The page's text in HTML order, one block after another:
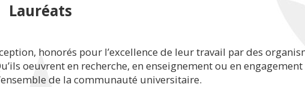
Lauréats
honorés pour l’excellence de leur travail par des
oeuvrent en recherche, en enseignement ou en engagement
de la communauté universitaire.